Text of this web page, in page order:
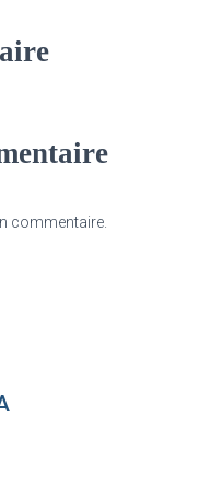
commentaire.